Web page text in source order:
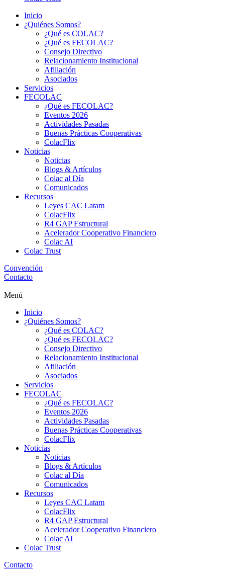
Inicio
¿Quiénes Somos?
¿Qué es COLAC?
¿Qué es FECOLAC?
Consejo Directivo
Relacionamiento Institucional
Afiliación
Asociados
Servicios
FECOLAC
¿Qué es FECOLAC?
Eventos 2026
Actividades Pasadas
Buenas Prácticas Cooperativas
ColacFlix
Noticias
Noticias
Blogs & Artículos
Colac al Día
Comunicados
Recursos
Leyes CAC Latam
ColacFlix
R4 GAP Estructural
Acelerador Cooperativo Financiero
Colac AI
Colac Trust
Convención
Contacto
Menú
Inicio
¿Quiénes Somos?
¿Qué es COLAC?
¿Qué es FECOLAC?
Consejo Directivo
Relacionamiento Institucional
Afiliación
Asociados
Servicios
FECOLAC
¿Qué es FECOLAC?
Eventos 2026
Actividades Pasadas
Buenas Prácticas Cooperativas
ColacFlix
Noticias
Noticias
Blogs & Artículos
Colac al Día
Comunicados
Recursos
Leyes CAC Latam
ColacFlix
R4 GAP Estructural
Acelerador Cooperativo Financiero
Colac AI
Colac Trust
Contacto